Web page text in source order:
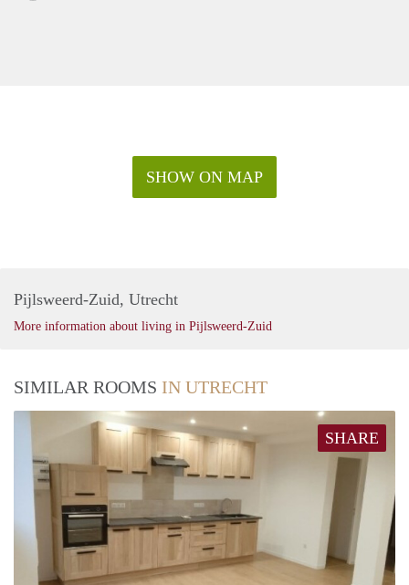
SHOW ON MAP
Pijlsweerd-Zuid, Utrecht
More information about living in Pijlsweerd-Zuid
SIMILAR ROOMS IN UTRECHT
SHARE